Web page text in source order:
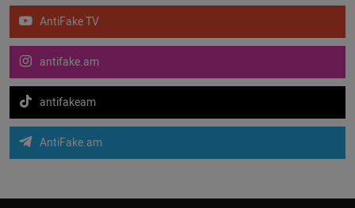
AntiFake TV
antifake.am
antifakeam
AntiFake.am